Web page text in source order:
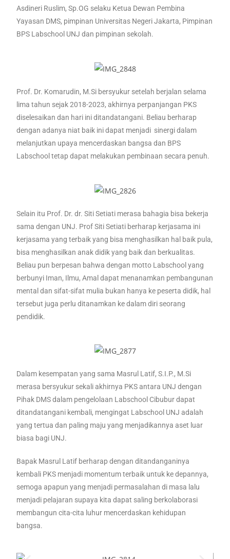
Asdineri Ruslim, Sp.OG selaku Ketua Dewan Pembina
Yayasan DMS, pimpinan Universitas Negeri Jakarta, Pimpinan
BPS Labschool UNJ dan pimpinan sekolah.
Prof. Dr. Komarudin, M.Si bersyukur setelah berjalan selama
lima tahun sejak 2018-2023, akhirnya perpanjangan PKS
diselesaikan dan hari ini ditandatangani. Beliau berharap
dengan adanya niat baik ini dapat menjadi sinergi dalam
melanjutkan upaya mencerdaskan bangsa dan BPS
Labschool tetap dapat melakukan pembinaan secara penuh.
Selain itu Prof. Dr. dr. Siti Setiati merasa bahagia bisa bekerja
sama dengan UNJ. Prof Siti Setiati berharap kerjasama ini
kerjasama yang terbaik yang bisa menghasilkan hal baik pula,
bisa menghasilkan anak didik yang baik dan berkualitas.
Beliau pun berpesan bahwa dengan motto Labschool yang
berbunyi Iman, Ilmu, Amal dapat menanamkan pembangunan
mental dan sifat-sifat mulia bukan hanya ke peserta didik, hal
tersebut juga perlu ditanamkan ke dalam diri seorang
pendidik.
Dalam kesempatan yang sama Masrul Latif, S.I.P., M.Si
merasa bersyukur sekali akhirnya PKS antara UNJ dengan
Pihak DMS dalam pengelolaan Labschool Cibubur dapat
ditandatangani kembali, mengingat Labschool UNJ adalah
yang tertua dan paling maju yang menjadikannya aset luar
biasa bagi UNJ.
Bapak Masrul Latif berharap dengan ditandanganinya
kembali PKS menjadi momentum terbaik untuk ke depannya,
semoga apapun yang menjadi permasalahan di masa lalu
menjadi pelajaran supaya kita dapat saling berkolaborasi
membangun cita-cita luhur mencerdaskan kehidupan
bangsa.